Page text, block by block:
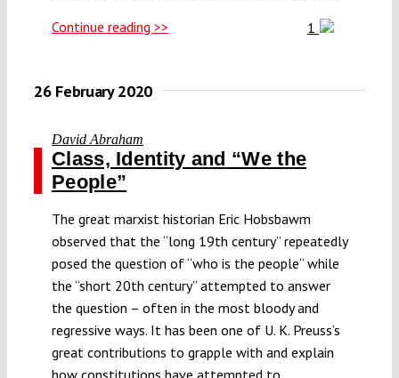
Continue reading >> 1
26 February 2020
David Abraham
Class, Identity and “We the
People”
The great marxist historian Eric Hobsbawm
observed that the “long 19th century” repeatedly
posed the question of “who is the people” while
the “short 20th century” attempted to answer
the question – often in the most bloody and
regressive ways. It has been one of U. K. Preuss’s
great contributions to grapple with and explain
how constitutions have attempted to